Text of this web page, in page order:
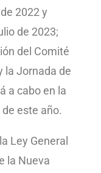
2022 y
de 2023;
del Comité
la Jornada de
a cabo en la
este año.
Ley General
la Nueva